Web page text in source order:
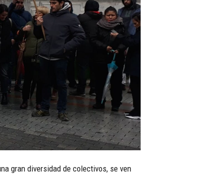
gran diversidad de colectivos, se ven